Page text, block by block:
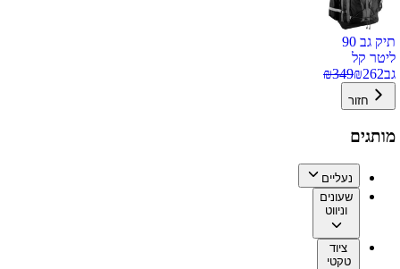
תיק גב 90
ליטר קל
גב
₪262
₪349
חזור
מותגים
נעליים
שעונים
וניווט
ציוד
טקטי